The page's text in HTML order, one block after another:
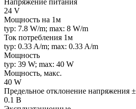
24 V
Мощность на 1м
typ: 7.8 W/m; max: 8 W/m
Ток потребления 1м
typ: 0.33 A/m; max: 0.33 A/m
Мощность
typ: 39 W; max: 40 W
Мощность, макс.
40 W
Предельное отклонение напряжения ±
0.1 В